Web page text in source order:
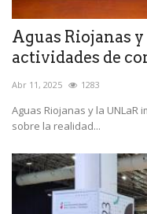
Aguas Riojanas
actividades de
Abr 11, 2025 1283
Aguas Riojanas y la
sobre la realidad...